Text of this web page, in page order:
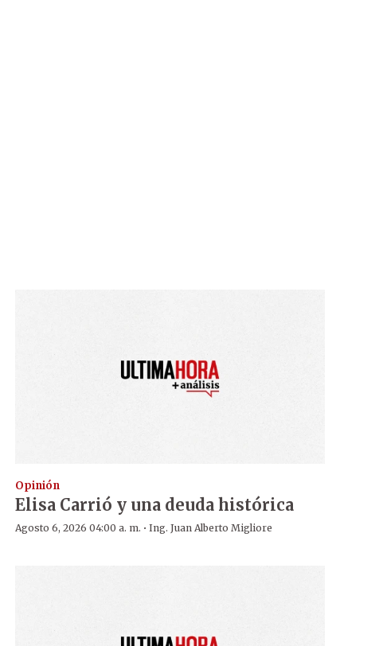
Opinión
Elisa Carrió y una deuda histórica
Agosto 6, 2026 04:00 a. m. · Ing. Juan Alberto Migliore